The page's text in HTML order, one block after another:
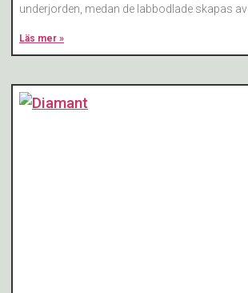
underjorden, medan de labbodlade skapas av
Läs mer »